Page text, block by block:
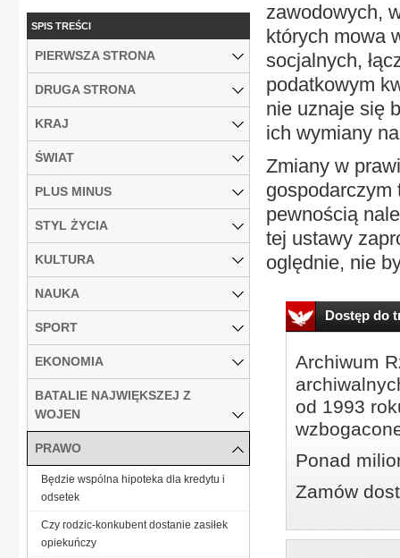
zawodowych,
których mowa
socjalnych,
podatkowym
nie uznaje się
ich wymiany
Zmiany w
gospodarczym
pewnością
tej ustawy
oględnie, nie
Dostęp do
Archiwum
od 1993
Ponad
Zamów
SPIS TREŚCI
PIERWSZA STRONA
DRUGA STRONA
KRAJ
ŚWIAT
PLUS MINUS
STYL ŻYCIA
KULTURA
NAUKA
SPORT
EKONOMIA
BATALIE NAJWIĘKSZEJ Z
WOJEN
PRAWO
Będzie wspólna hipoteka dla kredytu i
odsetek
Czy rodzic-konkubent dostanie zasiłek
opiekuńczy